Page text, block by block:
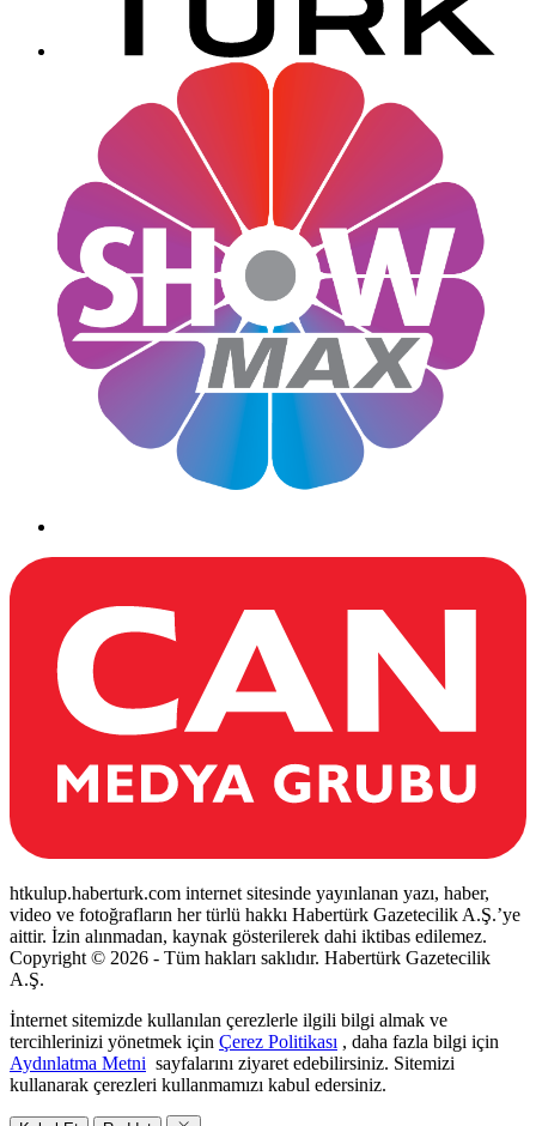
htkulup.haberturk.com internet sitesinde yayınlanan yazı, haber,
video ve fotoğrafların her türlü hakkı Habertürk Gazetecilik A.Ş.’ye
aittir. İzin alınmadan, kaynak gösterilerek dahi iktibas edilemez.
Copyright © 2026 - Tüm hakları saklıdır. Habertürk Gazetecilik
A.Ş.
İnternet sitemizde kullanılan çerezlerle ilgili bilgi almak ve
tercihlerinizi yönetmek için Çerez Politikası , daha fazla bilgi için
Aydınlatma Metni sayfalarını ziyaret edebilirsiniz. Sitemizi
kullanarak çerezleri kullanmamızı kabul edersiniz.